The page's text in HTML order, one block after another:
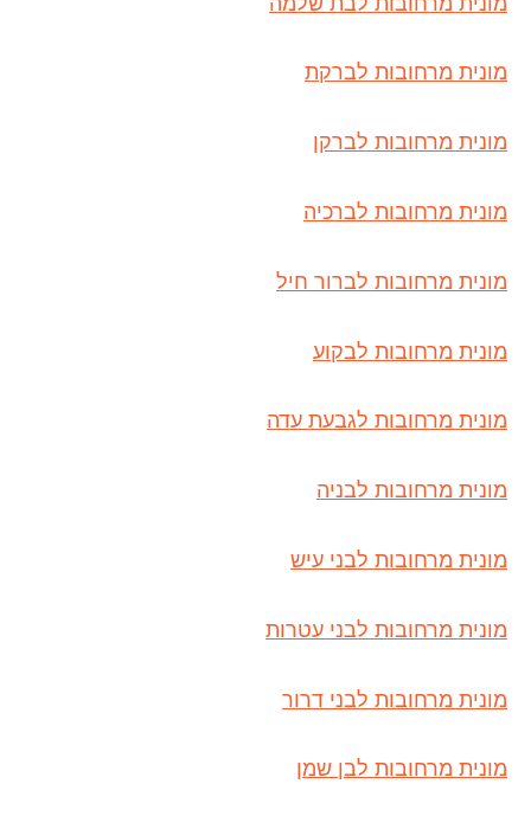
מונית מרחובות לברקת
מונית מרחובות לברקן
מונית מרחובות לברכיה
מונית מרחובות לברור חיל
מונית מרחובות לבקוע
מונית מרחובות לגבעת עדה
מונית מרחובות לבניה
מונית מרחובות לבני עיש
מונית מרחובות לבני עטרות
מונית מרחובות לבני דרור
מונית מרחובות לבן שמן